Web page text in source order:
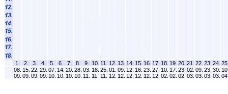
1. 2. 3. 4. 5. 6. 7. 8. 9. 10. 11. 12. 13. 14. 15. 16. 17. 18. 19. 20. 21. 22. 23. 24.
08.
09.
15.
09.
22.
09.
29.
09.
07.
10.
14.
10.
20.
10.
28.
10.
03.
11.
18.
11.
25.
11.
01.
12.
09.
12.
12.
12.
16.
12.
23.
12.
27.
12.
10.
02.
17.
02.
23.
02.
02.
03.
09.
03.
23.
03.
30.
03.